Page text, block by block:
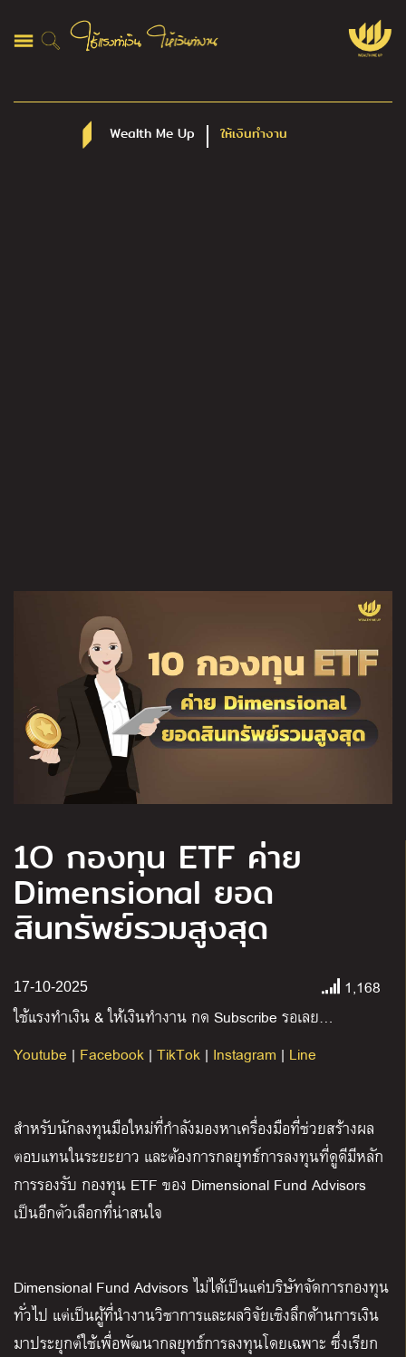
Wealth Me Up ให้เงินทำงาน
1O กองทุน ETF ค่าย
Dimensional ยอด
สินทรัพย์รวมสูงสุด
17-10-2025
1,168
ใช้แรงทำเงิน&ให้เงินทำงาน กด Subscribe รอเลย…
Youtube | Facebook | TikTok | Instagram | Line
สำหรับนักลงทุนมือใหม่ที่กำลังมองหาเครื่องมือที่ช่วยสร้างผล
ตอบแทนในระยะยาว และต้องการกลยุทธ์การลงทุนที่ดูดีมีหลัก
การรองรับ กองทุน ETF ของ Dimensional Fund Advisors
เป็นอีกตัวเลือกที่น่าสนใจ
Dimensional Fund Advisors ไม่ได้เป็นแค่บริษัทจัดการกองทุน
ทั่วไป แต่เป็นผู้ที่นำงานวิชาการและผลวิจัยเชิงลึกด้านการเงิน
มาประยุกต์ใช้เพื่อพัฒนากลยุทธ์การลงทุนโดยเฉพาะ ซึ่งเรียก